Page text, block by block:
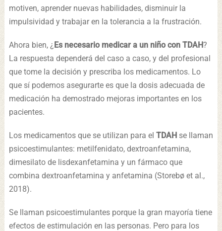
motiven, aprender nuevas habilidades, disminuir la
impulsividad y trabajar en la tolerancia a la frustración.
Ahora bien, ¿ Es necesario medicar a un niño con TDAH?
La respuesta dependerá del caso a caso, y del profesional
que tome la decisión y prescriba los medicamentos. Lo
que sí podemos asegurarte es que la dosis adecuada de
medicación ha demostrado mejoras importantes en los
pacientes.
Los medicamentos que se utilizan para el TDAH se llaman
psicoestimulantes: metilfenidato, dextroanfetamina,
dimesilato de lisdexanfetamina y un fármaco que
combina dextroanfetamina y anfetamina (Storebø et al.,
2018).
Se llaman psicoestimulantes porque la gran mayoría tiene
efectos de estimulación en las personas. Pero para los